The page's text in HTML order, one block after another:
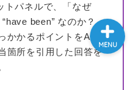
トパネルで、「なぜ
been” なのか？」
かかるポイントをAIに
箇所を引用した回答を
MENU